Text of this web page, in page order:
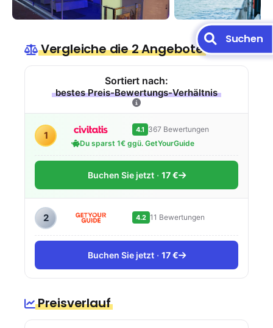
Vergleiche die 2 Angebote
Sortiert nach:
bestes Preis-Bewertungs-Verhältnis
1 4.1 367 Bewertungen
Du sparst 1€ ggü. GetYourGuide
Buchen Sie jetzt 17 €
2 4.2 11 Bewertungen
Buchen Sie jetzt 17 €
Preisverlauf
Suchen